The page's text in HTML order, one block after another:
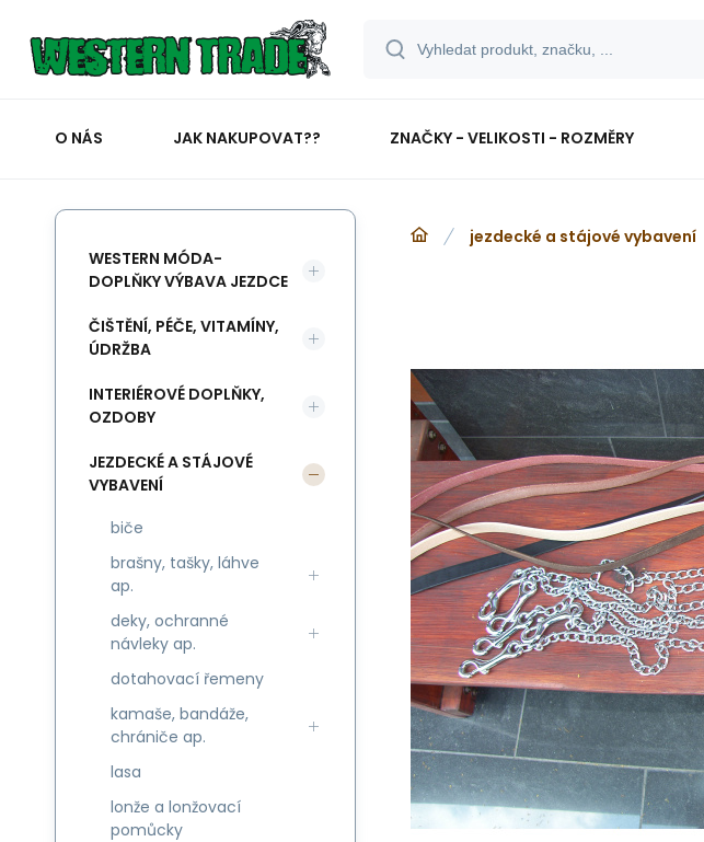
O NÁS JAK NAKUPOVAT?? ZNAČKY - VELIKOSTI - ROZMĚRY
jezdecké a stájové vybavení
WESTERN MÓDA-
DOPLŇKY VÝBAVA JEZDCE
ČIŠTĚNÍ, PÉČE, VITAMÍNY,
ÚDRŽBA
INTERIÉROVÉ DOPLŇKY,
OZDOBY
JEZDECKÉ A STÁJOVÉ
VYBAVENÍ
biče
brašny, tašky, láhve
ap.
deky, ochranné
návleky ap.
dotahovací řemeny
kamaše, bandáže,
chrániče ap.
lasa
lonže a lonžovací
pomůcky